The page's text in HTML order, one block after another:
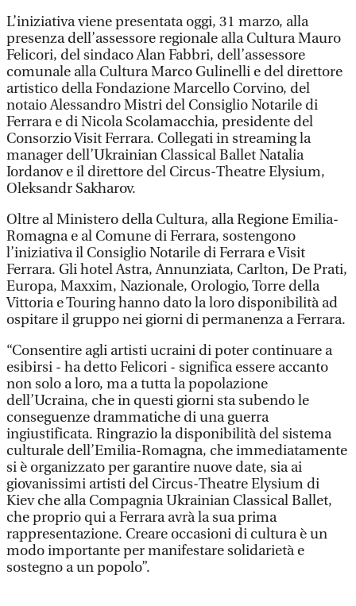
L’iniziativa viene presentata oggi, 31 marzo, alla
presenza dell’assessore regionale alla Cultura Mauro
Felicori, del sindaco Alan Fabbri, dell’assessore
comunale alla Cultura Marco Gulinelli e del direttore
artistico della Fondazione Marcello Corvino, del
notaio Alessandro Mistri del Consiglio Notarile di
Ferrara e di Nicola Scolamacchia, presidente del
Consorzio Visit Ferrara. Collegati in streaming la
manager dell’Ukrainian Classical Ballet Natalia
Iordanov e il direttore del Circus-Theatre Elysium,
Oleksandr Sakharov.
Oltre al Ministero della Cultura, alla Regione Emilia-
Romagna e al Comune di Ferrara, sostengono
l’iniziativa il Consiglio Notarile di Ferrara e Visit
Ferrara. Gli hotel Astra, Annunziata, Carlton, De Prati,
Europa, Maxxim, Nazionale, Orologio, Torre della
Vittoria e Touring hanno dato la loro disponibilità ad
ospitare il gruppo nei giorni di permanenza a Ferrara.
“Consentire agli artisti ucraini di poter continuare a
esibirsi - ha detto Felicori - significa essere accanto
non solo a loro, ma a tutta la popolazione
dell’Ucraina, che in questi giorni sta subendo le
conseguenze drammatiche di una guerra
ingiustificata. Ringrazio la disponibilità del sistema
culturale dell’Emilia-Romagna, che immediatamente
si è organizzato per garantire nuove date, sia ai
giovanissimi artisti del Circus-Theatre Elysium di
Kiev che alla Compagnia Ukrainian Classical Ballet,
che proprio qui a Ferrara avrà la sua prima
rappresentazione. Creare occasioni di cultura è un
modo importante per manifestare solidarietà e
sostegno a un popolo”.